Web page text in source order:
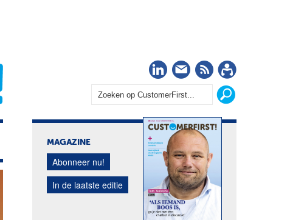
LinkedIn
Nieuwsbrief
RSS
MAGAZINE
Abonneer nu!
In de laatste editie